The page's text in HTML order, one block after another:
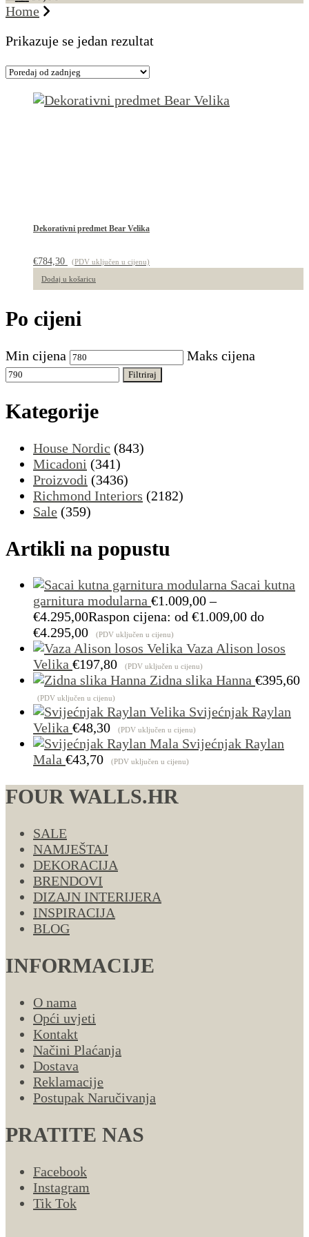
Home
Prikazuje se jedan rezultat
Dekorativni predmet Bear Velika
€784,30 (PDV uključen u cijenu)
Dodaj u košaricu
Po cijeni
Min cijena Maks cijena
Filtriraj
Kategorije
House Nordic (843)
Micadoni (341)
Proizvodi (3436)
Richmond Interiors (2182)
Sale (359)
Artikli na popustu
Sacai kutna
garnitura modularna €1.009,00 –
€4.295,00Raspon cijena: od €1.009,00 do
€4.295,00
(PDV uključen u cijenu)
Vaza Alison losos
Velika €197,80 (PDV uključen u cijenu)
Zidna slika Hanna €395,60
(PDV uključen u cijenu)
Svijećnjak Raylan
Velika €48,30 (PDV uključen u cijenu)
Svijećnjak Raylan
Mala €43,70 (PDV uključen u cijenu)
FOUR WALLS.HR
SALE
NAMJEŠTAJ
DEKORACIJA
BRENDOVI
DIZAJN INTERIJERA
INSPIRACIJA
BLOG
INFORMACIJE
O nama
Opći uvjeti
Kontakt
Načini Plaćanja
Dostava
Reklamacije
Postupak Naručivanja
PRATITE NAS
Facebook
Instagram
Tik Tok